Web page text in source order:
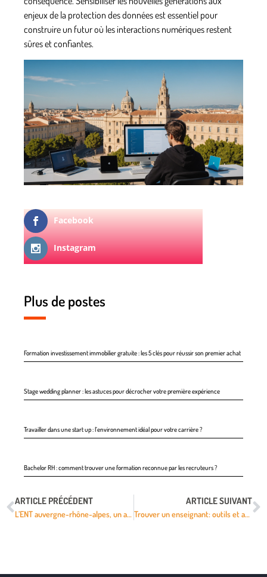
enjeux de la protection des données est essentiel pour
construire un futur où les interactions numériques restent
sûres et confiantes.
Facebook
Instagram
Plus de postes
Formation investissement immobilier gratuite : les 5 clés pour réussir son premier achat
Stage wedding planner : les astuces pour décrocher votre première expérience
Travailler dans une start up : l’environnement idéal pour votre carrière ?
Bachelor RH : comment trouver une formation reconnue par les recruteurs ?
ARTICLE PRÉCÉDENT
L’ENT auvergne-rhône-alpes, un atout indispensable pour une formation enrichissante
ARTICLE SUIVANT
Trouver un enseignant: outils et astuces pour réussir sa recherche